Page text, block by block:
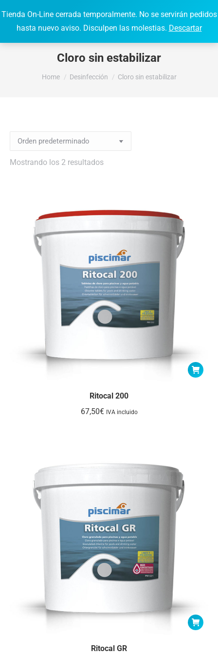
Tienda On-Line cerrada temporalmente. No se servirán pedidos
hasta nuevo aviso. Disculpen las molestias. Descartar
0,00€ 0 Search:
Cloro sin estabilizar
You are here:
Home Desinfección Cloro sin estabilizar
Mostrando los 2 resultados
Ritocal 200
67,50€ IVA incluido
Ritocal GR